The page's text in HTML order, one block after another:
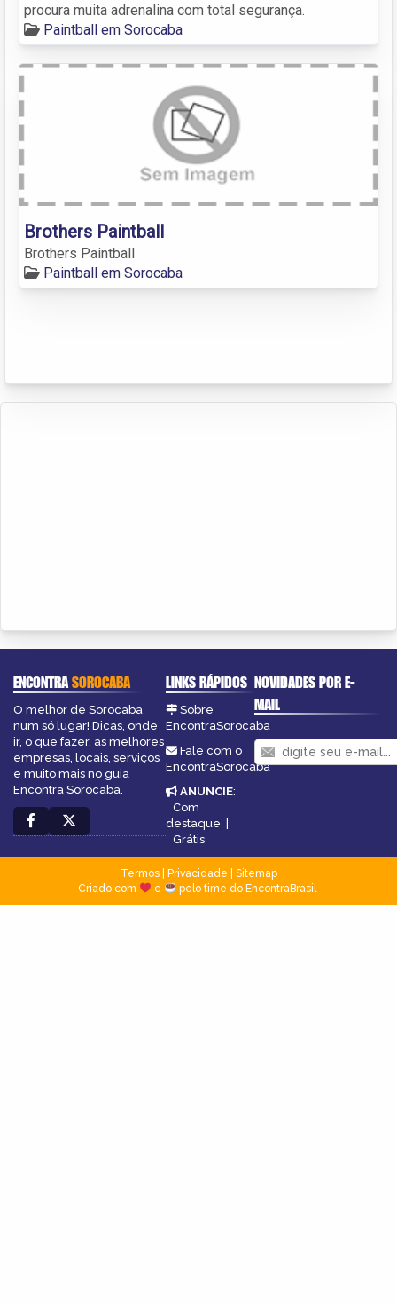
procura muita adrenalina com total segurança.
Paintball em Sorocaba
Brothers Paintball
Brothers Paintball
Paintball em Sorocaba
ENCONTRASOROCABA
O melhor de Sorocaba
num só lugar! Dicas, onde
ir, o que fazer, as melhores
empresas, locais, serviços
e muito mais no guia
Encontra Sorocaba.
LINKS RÁPIDOS
Sobre
EncontraSorocaba
Fale com o
EncontraSorocaba
ANUNCIE:
Com
destaque |
Grátis
NOVIDADES POR E-
MAIL
Termos| Privacidade
Sitemap
Criado com
e pelo time do EncontraBrasil